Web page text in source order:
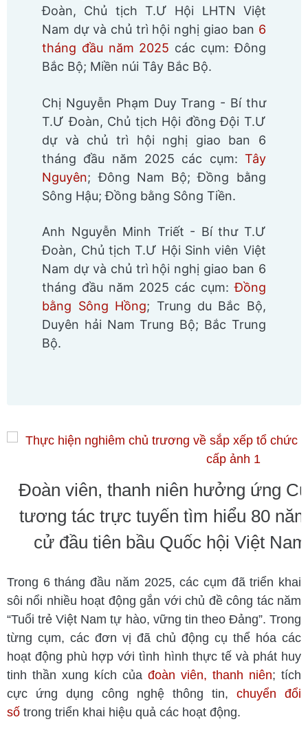
Đoàn, Chủ tịch T.Ư Hội LHTN Việt
Nam dự và chủ trì hội nghị giao ban 6
tháng đầu năm 2025 các cụm: Đông
Bắc Bộ; Miền núi Tây Bắc Bộ.
Chị Nguyễn Phạm Duy Trang - Bí thư
T.Ư Đoàn, Chủ tịch Hội đồng Đội T.Ư
dự và chủ trì hội nghị giao ban 6
tháng đầu năm 2025 các cụm: Tây
Nguyên; Đông Nam Bộ; Đồng bằng
Sông Hậu; Đồng bằng Sông Tiền.
Anh Nguyễn Minh Triết - Bí thư T.Ư
Đoàn, Chủ tịch T.Ư Hội Sinh viên Việt
Nam dự và chủ trì hội nghị giao ban 6
tháng đầu năm 2025 các cụm:Đồng
bằng Sông Hồng; Trung du Bắc Bộ,
Duyên hải Nam Trung Bộ; Bắc Trung
Bộ.
Đoàn viên, thanh niên hưởng ứng
tương tác trực tuyến tìm hiểu 80
cử đầu tiên bầu Quốc hội Việt
Trong 6 tháng đầu năm 2025, các cụm đã triển khai
sôi nổi nhiều hoạt động gắn với chủ đề công tác năm
“Tuổi trẻ Việt Nam tự hào, vững tin theo Đảng”. Trong
từng cụm, các đơn vị đã chủ động cụ thể hóa các
hoạt động phù hợp với tình hình thực tế và phát huy
tinh thần xung kích của đoàn viên, thanh niên; tích
cực ứng dụng công nghệ thông tin, chuyển đổi
số trong triển khai hiệu quả các hoạt động.